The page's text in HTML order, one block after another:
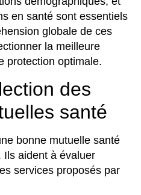
en santé sont essentiels
globale de ces
la meilleure
protection optimale.
des
santé
bonne mutuelle santé
Ils aident à évaluer
services proposés par